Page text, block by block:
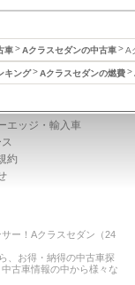
車 Aクラスセダンの中古車 A
キング Aクラスセダンの燃費
エッジ・輸入車
約
ー！Aクラスセダン（24
、お得・納得の中古車探
古車情報の中から様々な